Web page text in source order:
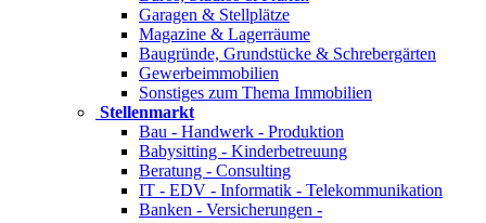
Garagen & Stellplätze
Magazine & Lagerräume
Baugründe, Grundstücke & Schrebergärten
Gewerbeimmobilien
Sonstiges zum Thema Immobilien
Stellenmarkt
Bau - Handwerk - Produktion
Babysitting - Kinderbetreuung
Beratung - Consulting
IT - EDV - Informatik - Telekommunikation
Banken - Versicherungen -